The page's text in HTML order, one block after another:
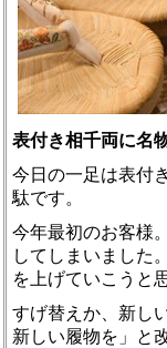
表付き相千両に名
今日の一足は表付
駄です。
今年最初のお客様
してしまいました
を上げていこうと
すげ替えか、新し
新しい履物を」と